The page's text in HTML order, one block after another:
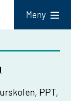
Meny
PPT,